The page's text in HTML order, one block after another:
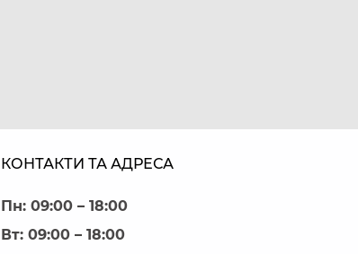
КОНТАКТИ ТА АДРЕСА
Пн: 09:00 – 18:00
Вт: 09:00 – 18:00